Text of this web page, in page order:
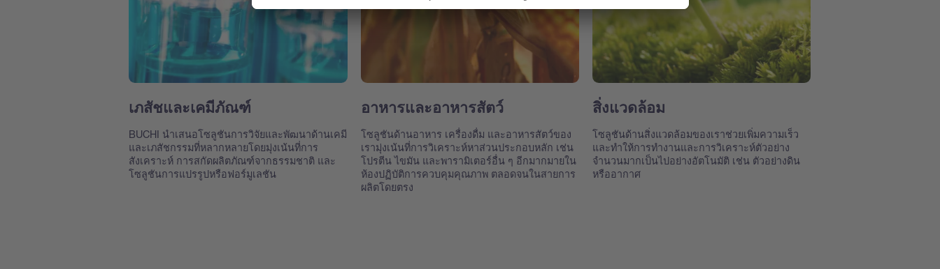
เภสัชและเคมีภัณฑ์
BUCHI นำเสนอโซลูชันการวิจัยและพัฒนาด้านเคมี
และเภสัชกรรมที่หลากหลายโดยมุ่งเน้นที่การ
สังเคราะห์ การสกัดผลิตภัณฑ์จากธรรมชาติ และ
โซลูชันการแปรรูปหรือฟอร์มูเลชัน
อาหารและอาหารสัตว์
โซลูชันด้านอาหาร เครื่องดื่ม และอาหารสัตว์ของ
เรามุ่งเน้นที่การวิเคราะห์หาส่วนประกอบหลัก เช่น
โปรตีน ไขมัน และพารามิเตอร์อื่น ๆ อีกมากมายใน
ห้องปฏิบัติการควบคุมคุณภาพ ตลอดจนในสายการ
ผลิตโดยตรง
สิ่งแวดล้อม
โซลูชันด้านสิ่งแวดล้อมของเราช่วยเพิ่มความเร็ว
และทำให้การทำงานและการวิเคราะห์ตัวอย่าง
จำนวนมากเป็นไปอย่างอัตโนมัติ เช่น ตัวอย่างดิน
หรืออากาศ